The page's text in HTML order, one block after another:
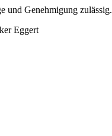
und Genehmigung zulässig.
Eggert